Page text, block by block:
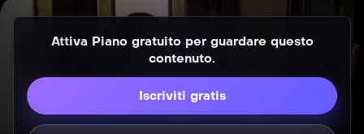
Attiva Piano gratuito per guardare questo
contenuto.
Iscriviti gratis
Doppio volto